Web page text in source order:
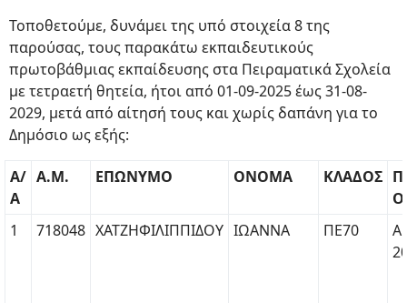
Τοποθετούμε, δυνάμει της υπό στοιχεία 8 της
παρούσας, τους παρακάτω εκπαιδευτικούς
πρωτοβάθμιας εκπαίδευσης στα Πειραματικά Σχολεία
με τετραετή θητεία, ήτοι από 01-09-2025 έως 31-08-
2029, μετά από αίτησή τους και χωρίς δαπάνη για το
Δημόσιο ως εξής:
Α/
Α
Α.Μ. ΕΠΩΝΥΜΟ ΟΝΟΜΑ ΚΛΑΔΟΣ
1
718048 ΧΑΤΖΗΦΙΛΙΠΠΙΔΟΥ ΙΩΑΝΝΑ ΠΕ70